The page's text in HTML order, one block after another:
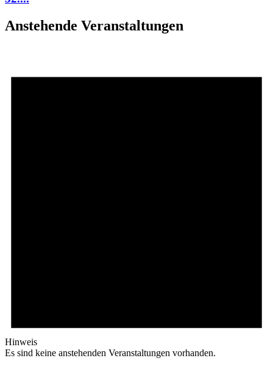
Anstehende Veranstaltungen
Hinweis
Es sind keine anstehenden Veranstaltungen vorhanden.